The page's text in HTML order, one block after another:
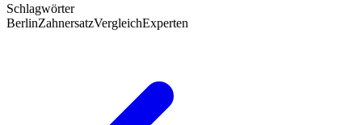
Schlagwörter
BerlinZahnersatzVergleichExperten